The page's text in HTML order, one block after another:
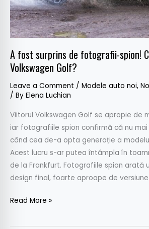
A fost surprins de fotografii-spion!
Volkswagen Golf?
Leave a Comment / Modele auto noi,
/ By Elena Luchian
Viitorul Volkswagen Golf se apropie de
iar fotografiile spion confirmă că nu
când cea de-a opta generație a
Acest lucru s-ar putea întâmpla în
de la Frankfurt. Fotografiile spion arată
design final, foarte aproape de
viitorul
Volkswagen
Golf?
Read More »